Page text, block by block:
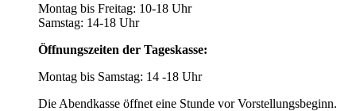
Montag bis Freitag: 10-18 Uhr
Samstag: 14-18 Uhr
Öffnungszeiten der Tageskasse:
Montag bis Samstag: 14 -18 Uhr
Die Abendkasse öffnet eine Stunde vor Vorstellungsbeginn.